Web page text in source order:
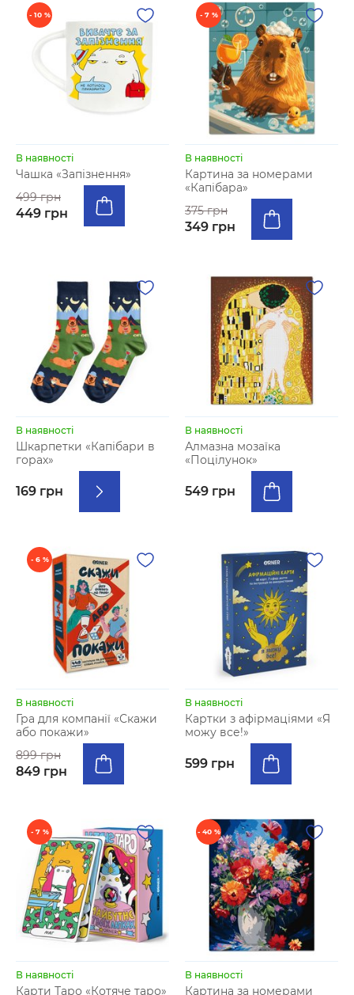
- 10 %
В наявності
Чашка «Запізнення»
499 грн
449 грн
- 7 %
В наявності
Картина за номерами
«Капібара»
375 грн
349 грн
В наявності
Шкарпетки «Капібари в
горах»
169 грн
В наявності
Алмазна мозаїка
«Поцілунок»
549 грн
- 6 %
В наявності
Гра для компанії «Скажи
або покажи»
899 грн
849 грн
В наявності
Картки з афірмаціями «Я
можу все!»
599 грн
- 7 %
В наявності
Карти Таро «Котяче таро»
- 40 %
В наявності
Картина за номерами